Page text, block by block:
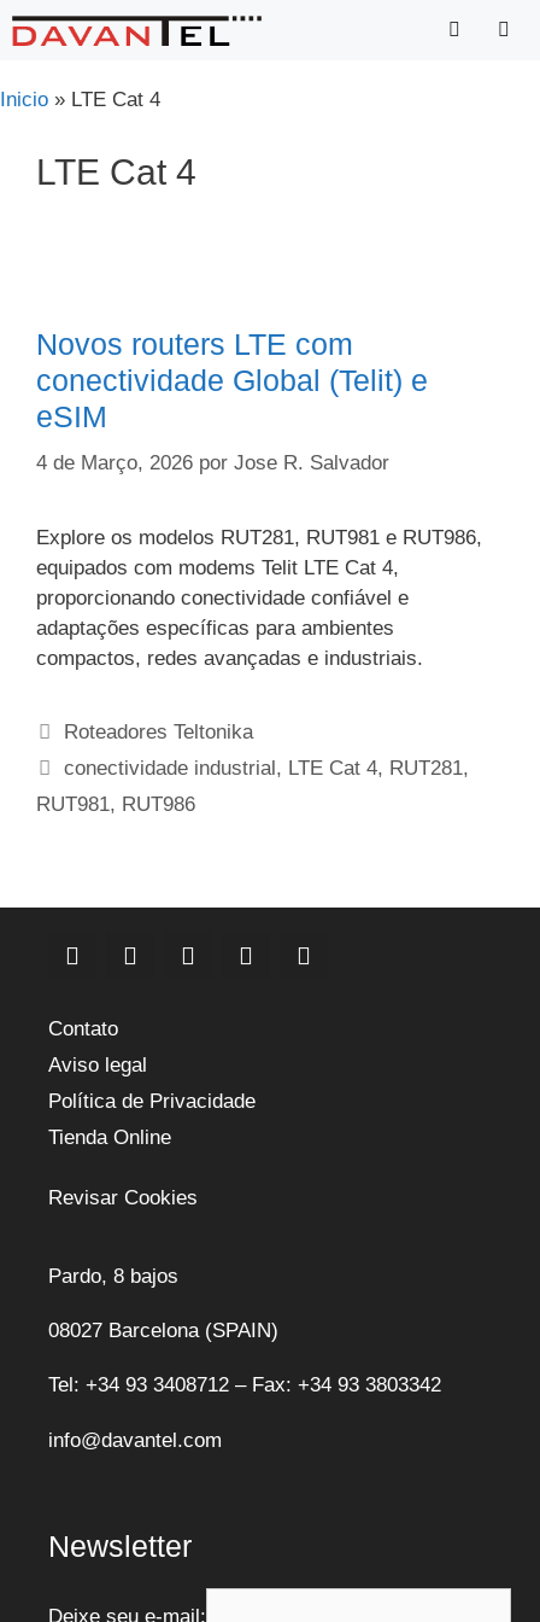
Saltar
para
conteúdo
Inicio » LTE Cat 4
LTE Cat 4
Novos routers LTE com
conectividade Global (Telit) e
eSIM
4 de Março, 2026 por Jose R. Salvador
Explore os modelos RUT281, RUT981 e RUT986,
equipados com modems Telit LTE Cat 4,
proporcionando conectividade confiável e
adaptações específicas para ambientes
compactos, redes avançadas e industriais.
Categorias
Roteadores Teltonika
Etiquetas
conectividade industrial, LTE Cat 4, RUT281,
RUT981, RUT986
Contato
Aviso legal
Política de Privacidade
Tienda Online
Revisar Cookies
Pardo, 8 bajos
08027 Barcelona (SPAIN)
Tel: +34 93 3408712 – Fax: +34 93 3803342
info@davantel.com
Newsletter
Deixe seu e-mail: